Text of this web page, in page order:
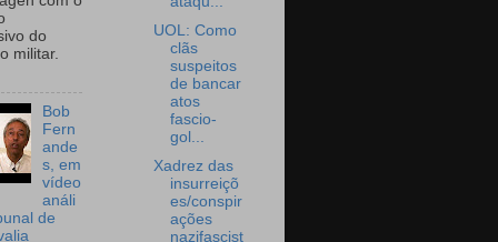
do
militar.
Bob
Fern
ande
s, em
vídeo
análi
de
UOL: Como
clãs
suspeitos
de bancar
atos
fascio-
gol...
Xadrez das
insurreiçõ
es/conspir
ações
nazifascist